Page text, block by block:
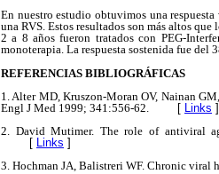
En nuestro estudio obtuvimos una
una RVS. Estos resultados son más altos
2 a 8 años fueron tratados con PEG-
monoterapia. La respuesta sostenida fue del
REFERENCIAS BIBLIOGRÁFICAS
1. Alter MD, Kruszon-Moran OV, Nainan
Engl J Med 1999; 341:556-62.
[ Links ]
2. David Mutimer. The role of antiviral
[ Links ]
3. Hochman JA, Balistreri WF. Chronic viral